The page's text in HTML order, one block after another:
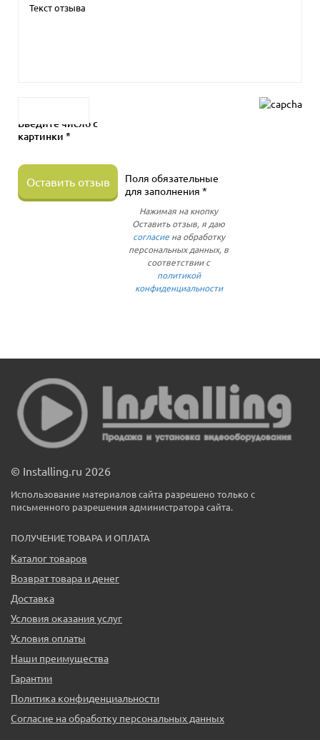
Введите число с
картинки *
Оставить отзыв
Поля обязательные
для заполнения *
Нажимая на кнопку
Оставить отзыв, я даю
согласиена обработку
персональных данных, в
соответствии с
политикой
конфиденциальности
© Installing.ru 2026
Использование материалов сайта разрешено только с
письменного разрешения администратора сайта.
ПОЛУЧЕНИЕ ТОВАРА И ОПЛАТА
Каталог товаров
Возврат товара и денег
Доставка
Условия оказания услуг
Условия оплаты
Наши преимущества
Гарантии
Политика конфиденциальности
Согласие на обработку персональных данных